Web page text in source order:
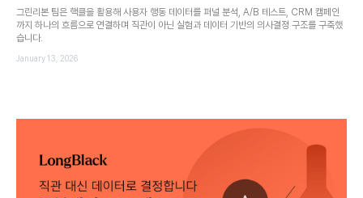
그린리본 팀은 핵클을 활용해 사용자 행동 데이터를 퍼널 분석, A/B 테스트, CRM 캠페인
까지 하나의 흐름으로 연결하며 직관이 아닌 실험과 데이터 기반의 의사결정 구조를 구축했
습니다.
January 13, 2026